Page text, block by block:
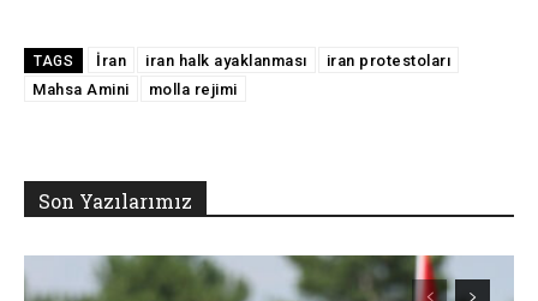
TAGS İran iran halk ayaklanması
iran protestoları
Mahsa Amini
molla rejimi
Son Yazılarımız